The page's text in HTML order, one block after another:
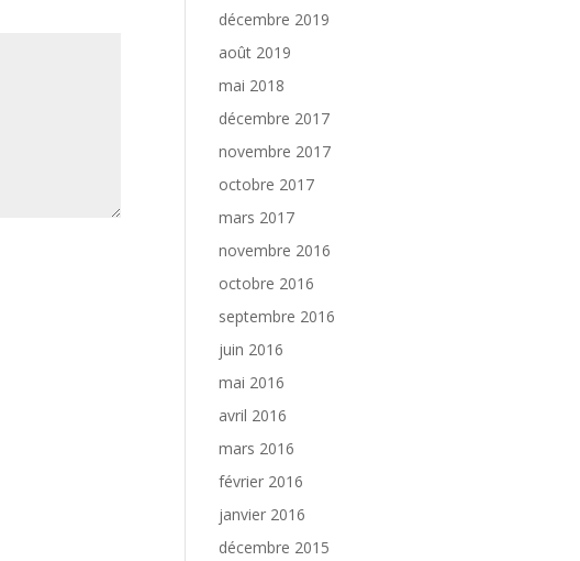
décembre 2019
août 2019
mai 2018
décembre 2017
novembre 2017
octobre 2017
mars 2017
novembre 2016
octobre 2016
septembre 2016
juin 2016
mai 2016
avril 2016
mars 2016
février 2016
janvier 2016
décembre 2015